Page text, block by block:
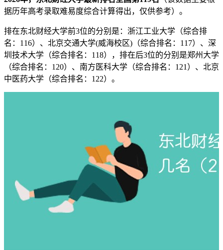
据历年高考录取难易度综合计算得出，仅供参考）。
排在东北财经大学前3位的分别是：浙江工业大学（综合排
名：116）、北京交通大学(威海校区)（综合排名：117）、深
圳技术大学（综合排名：118），排在后3位的分别是郑州大学
（综合排名：120）、南方医科大学（综合排名：121）、北京
中医药大学（综合排名：122）。